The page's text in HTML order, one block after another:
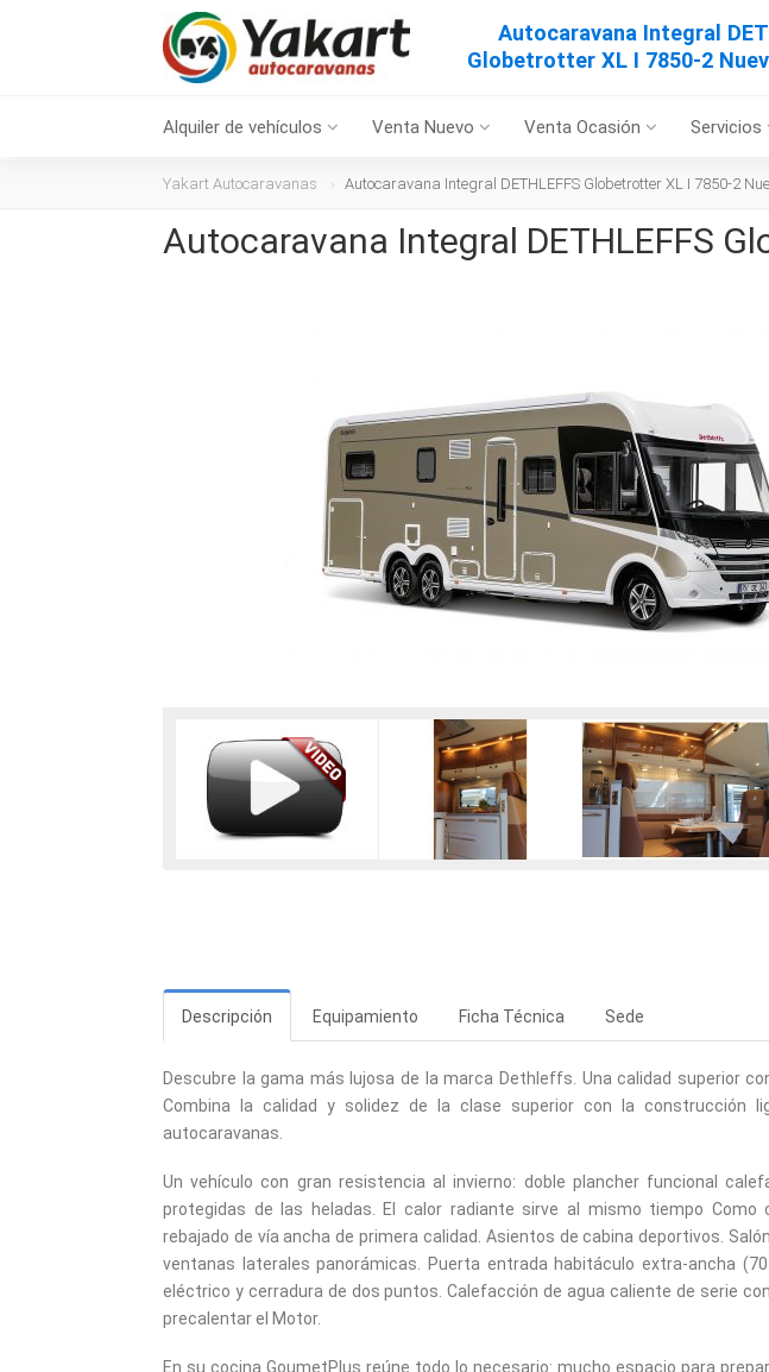
Autocaravana Integral
Globetrotter XL I 7850-2
Alquiler de vehículos Venta Nuevo Venta Ocasión Servicios
Yakart Autocaravanas Autocaravana Integral DETHLEFFS Globetrotter XL I 7850-2
Autocaravana Integral DETHLEFFS
Descripción Equipamiento Ficha Técnica Sede
Descubre la gama más lujosa de la marca Dethleffs. Una calidad superior
Combina la calidad y solidez de la clase superior con la construcción
autocaravanas.
Un vehículo con gran resistencia al invierno: doble plancher funcional
protegidas de las heladas. El calor radiante sirve al mismo tiempo Como
rebajado de vía ancha de primera calidad. Asientos de cabina deportivos.
ventanas laterales panorámicas. Puerta entrada habitáculo extra-ancha
eléctrico y cerradura de dos puntos. Calefacción de agua caliente de serie
precalentar el Motor.
En su cocina GoumetPlus reúne todo lo necesario: mucho espacio para